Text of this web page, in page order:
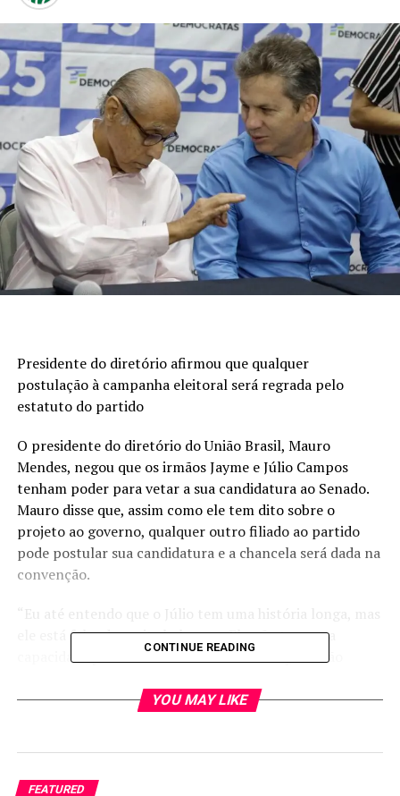
Presidente do diretório afirmou que qualquer
postulação à campanha eleitoral será regrada pelo
estatuto do partido
O presidente do diretório do União Brasil, Mauro
Mendes, negou que os irmãos Jayme e Júlio Campos
tenham poder para vetar a sua candidatura ao Senado.
Mauro disse que, assim como ele tem dito sobre o
projeto ao governo, qualquer outro filiado ao partido
pode postular sua candidatura e a chancela será dada na
convenção.
“Eu até entendo que o Júlio tem uma história longa, mas
ele está falando muita bobagem. Ele não tem essa
capacidade [de vetar a minha candidatura], ele não
qualquer partido político pode colocar o seu nome e na
O deputado estadual Júlio Campos tem dito em
CONTINUE READING
YOU MAY LIKE
FEATURED